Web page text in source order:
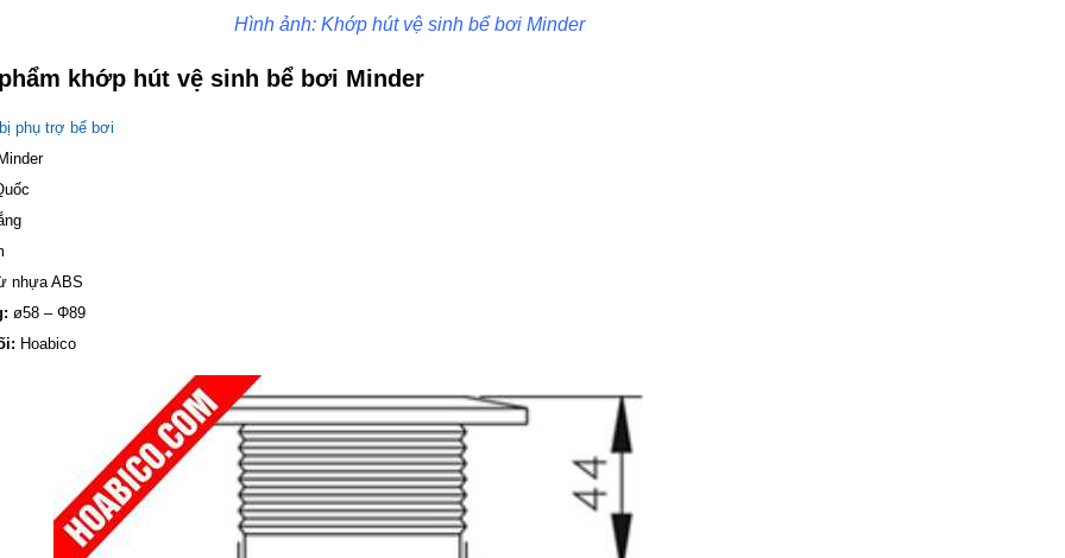
Hình ảnh: Khớp hút vệ sinh bể bơi Minder
khớp hút vệ sinh bể bơi Minder
phụ trợ bể bơi
Minder
nhựa ABS
ø58 – Φ89
Hoabico